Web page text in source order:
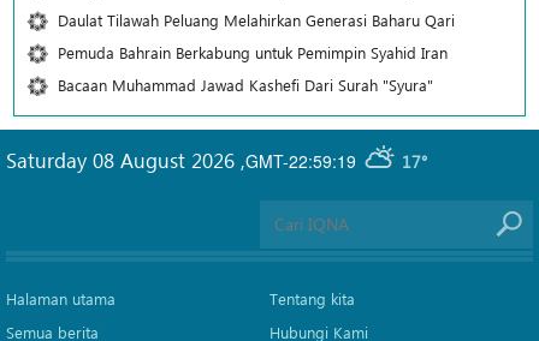
Daulat Tilawah Peluang Melahirkan Generasi Baharu Qari
Pemuda Bahrain Berkabung untuk Pemimpin Syahid Iran
Bacaan Muhammad Jawad Kashefi Dari Surah "Syura"
GMT-22:59:19 17°
Saturday 08 August 2026 ,
Halaman utama
Semua berita
Tentang kita
Hubungi Kami